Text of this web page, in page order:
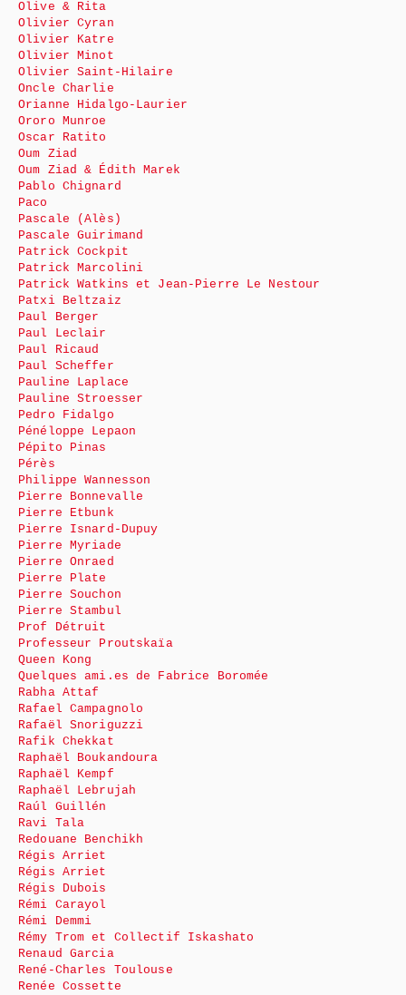
Olive & Rita
Olivier Cyran
Olivier Katre
Olivier Minot
Olivier Saint-Hilaire
Oncle Charlie
Orianne Hidalgo-Laurier
Ororo Munroe
Oscar Ratito
Oum Ziad
Oum Ziad & Édith Marek
Pablo Chignard
Paco
Pascale (Alès)
Pascale Guirimand
Patrick Cockpit
Patrick Marcolini
Patrick Watkins et Jean-Pierre Le Nestour
Patxi Beltzaiz
Paul Berger
Paul Leclair
Paul Ricaud
Paul Scheffer
Pauline Laplace
Pauline Stroesser
Pedro Fidalgo
Pénéloppe Lepaon
Pépito Pinas
Pérès
Philippe Wannesson
Pierre Bonnevalle
Pierre Etbunk
Pierre Isnard-Dupuy
Pierre Myriade
Pierre Onraed
Pierre Plate
Pierre Souchon
Pierre Stambul
Prof Détruit
Professeur Proutskaïa
Queen Kong
Quelques ami.es de Fabrice Boromée
Rabha Attaf
Rafael Campagnolo
Rafaël Snoriguzzi
Rafik Chekkat
Raphaël Boukandoura
Raphaël Kempf
Raphaël Lebrujah
Raúl Guillén
Ravi Tala
Redouane Benchikh
Régis Arriet
Régis Arriet
Régis Dubois
Rémi Carayol
Rémi Demmi
Rémy Trom et Collectif Iskashato
Renaud Garcia
René-Charles Toulouse
Renée Cossette